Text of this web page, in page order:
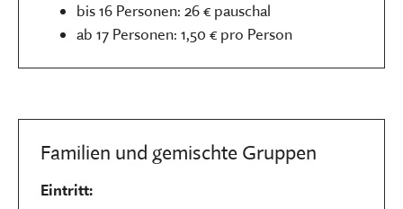
bis 16 Personen: 26 € pauschal
ab 17 Personen: 1,50 € pro Person
Familien und gemischte Gruppen
Eintritt: